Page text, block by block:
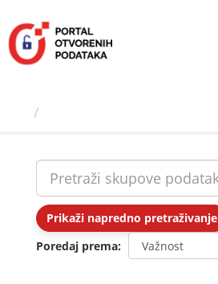
sadržaj
Prikaži napredno pretraživanje
Poredaj prema